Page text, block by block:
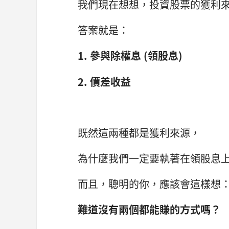
我們現在想想，投資股票的獲利
答案就是：
1. 參與除權息 (領股息)
2. 價差收益
既然這兩種都是獲利來源，
為什麼我們一定要執著在領股息
而且，聰明的你，應該會這樣想：
難道沒有兩個都能賺的方式嗎？